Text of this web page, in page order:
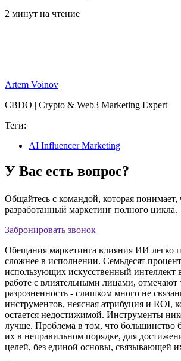
2 минут на чтение
Artem Voinov
CBDO | Crypto & Web3 Marketing Expert
Теги:
AI Influencer Marketing
У Вас есть вопрос?
Общайтесь с командой, которая понимает,
разработанный маркетинг полного цикла.
Забронировать звонок
Обещания маркетинга влияния ИИ легко
сложнее в исполнении. Семьдесят
использующих искусственный интеллект
работе с влиятельными лицами, отмечают
разрозненность - слишком много не
инструментов, неясная атрибуция и ROI,
остается недостижимой. Инструменты
лучше. Проблема в том, что большинство
их в неправильном порядке, для
целей, без единой основы, связывающей